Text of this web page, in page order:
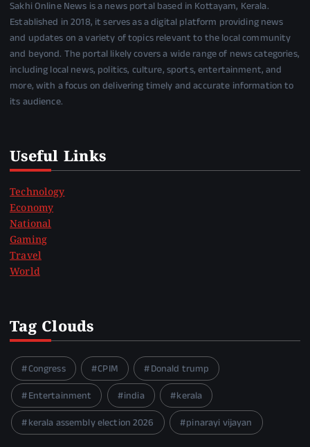
Sakhi Online News is a news portal based in Kottayam, Kerala.
Established in 2018, it serves as a digital platform providing news
and updates on a variety of topics relevant to the local community
and beyond. The portal likely covers a wide range of news categories,
including local news, politics, culture, sports, entertainment, and
more, with a focus on delivering timely and accurate information to
its audience.
Useful Links
Technology
Economy
National
Gaming
Travel
World
Tag Clouds
Congress CPIM
Donald trump
Entertainment
india
kerala
kerala assembly election 2026
pinarayi vijayan